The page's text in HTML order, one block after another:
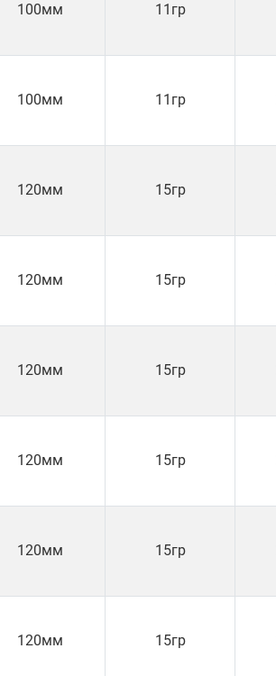
100мм 11гр
100мм 11гр
120мм 15гр
120мм 15гр
120мм 15гр
120мм 15гр
120мм 15гр
120мм 15гр